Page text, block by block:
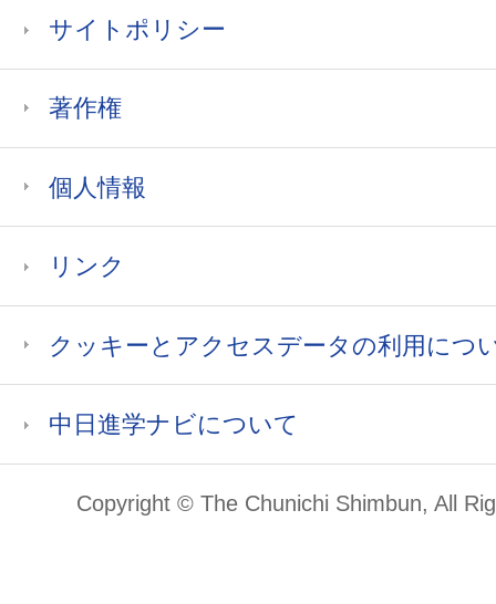
サイトポリシー
著作権
個人情報
リンク
クッキーとアクセスデータの利用につ
中日進学ナビについて
Copyright © The Chunichi Shimbun, All